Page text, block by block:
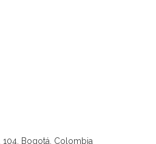
Bogotá, Colombia